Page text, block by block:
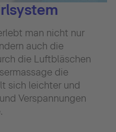
man nicht nur
auch die
die Luftbläschen
die
sich leichter und
Verspannungen